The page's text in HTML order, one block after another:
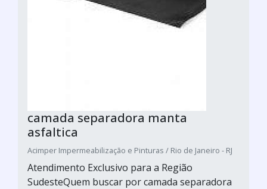
camada separadora manta
asfaltica
Acimper Impermeabilização e Pinturas / Rio de Janeiro - RJ
Atendimento Exclusivo para a Região
SudesteQuem buscar por camada separadora